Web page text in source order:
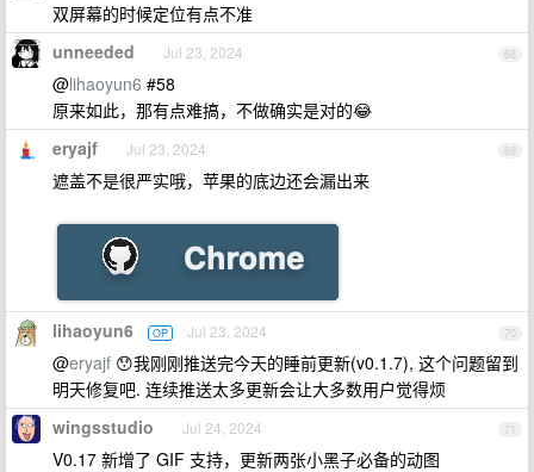
双屏幕的时候定位有点不准
68
unneeded Jul 23, 2024
@lihaoyun6 #58
原来如此，那有点难搞，不做确实是对的😂
69
eryajf Jul 23, 2024
遮盖不是很严实哦，苹果的底边还会漏出来
70
lihaoyun6 OP Jul 23, 2024
@eryajf 😯我刚刚推送完今天的睡前更新(v0.1.7), 这个问题留到
明天修复吧. 连续推送太多更新会让大多数用户觉得烦
71
wingsstudio Jul 24, 2024
V0.17 新增了 GIF 支持，更新两张小黑子必备的动图